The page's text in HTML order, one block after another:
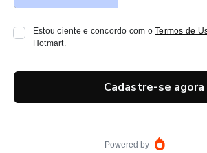
Estou ciente e concordo com oTermos de
Hotmart.
Cadastre-se agora
Powered by